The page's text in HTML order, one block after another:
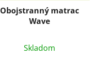
Obojstranný matrac
Wave
Skladom